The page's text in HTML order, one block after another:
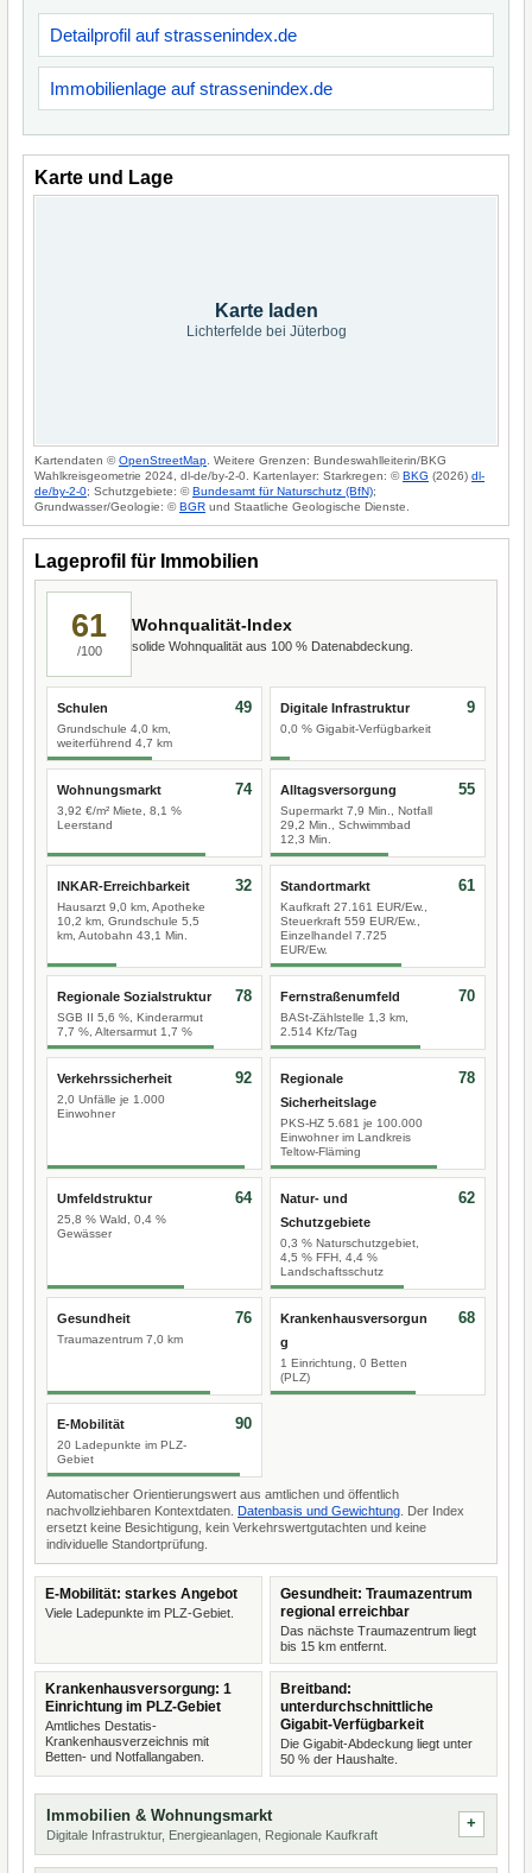
Detailprofil auf strassenindex.de
Immobilienlage auf strassenindex.de
Karte und Lage
Karte laden
Lichterfelde bei Jüterbog
Kartendaten ©OpenStreetMap . Weitere Grenzen: Bundeswahlleiterin/BKG
Wahlkreisgeometrie 2024, dl-de/by-2-0. Kartenlayer: Starkregen: ©BKG (2026) dl-
de/by-2-0; Schutzgebiete: ©Bundesamt für Naturschutz (BfN);
Grundwasser/Geologie: ©BGR und Staatliche Geologische Dienste.
Lageprofil für Immobilien
61
/100
Wohnqualität-Index
solide Wohnqualität aus 100 % Datenabdeckung.
Schulen
Grundschule 4,0 km,
weiterführend 4,7 km
49 Digitale Infrastruktur
0,0 % Gigabit-Verfügbarkeit
9
Wohnungsmarkt
3,92 €/m² Miete, 8,1 %
Leerstand
74 Alltagsversorgung
Supermarkt 7,9 Min., Notfall
29,2 Min., Schwimmbad
12,3 Min.
55
INKAR-Erreichbarkeit
Hausarzt 9,0 km, Apotheke
10,2 km, Grundschule 5,5
km, Autobahn 43,1 Min.
32 Standortmarkt
Kaufkraft 27.161 EUR/Ew.,
Steuerkraft 559 EUR/Ew.,
Einzelhandel 7.725
EUR/Ew.
61
Regionale Sozialstruktur
SGB II 5,6 %, Kinderarmut
7,7 %, Altersarmut 1,7 %
78 Fernstraßenumfeld
BASt-Zählstelle 1,3 km,
2.514 Kfz/Tag
70
Verkehrssicherheit
2,0 Unfälle je 1.000
Einwohner
92
Regionale
Sicherheitslage
PKS-HZ 5.681 je 100.000
Einwohner im Landkreis
Teltow-Fläming
78
Umfeldstruktur
25,8 % Wald, 0,4 %
Gewässer
64
Natur- und
Schutzgebiete
0,3 % Naturschutzgebiet,
4,5 % FFH, 4,4 %
Landschaftsschutz
62
Gesundheit
Traumazentrum 7,0 km
76
Krankenhausversorgun
g
1 Einrichtung, 0 Betten
(PLZ)
68
E-Mobilität
20 Ladepunkte im PLZ-
Gebiet
90
Automatischer Orientierungswert aus amtlichen und öffentlich
nachvollziehbaren Kontextdaten. Datenbasis und Gewichtung . Der Index
ersetzt keine Besichtigung, kein Verkehrswertgutachten und keine
individuelle Standortprüfung.
E-Mobilität: starkes Angebot
Viele Ladepunkte im PLZ-Gebiet.
Gesundheit: Traumazentrum
regional erreichbar
Das nächste Traumazentrum liegt
bis 15 km entfernt.
Krankenhausversorgung: 1
Einrichtung im PLZ-Gebiet
Amtliches Destatis-
Krankenhausverzeichnis mit
Betten- und Notfallangaben.
Breitband:
unterdurchschnittliche
Gigabit-Verfügbarkeit
Die Gigabit-Abdeckung liegt unter
50 % der Haushalte.
Immobilien & Wohnungsmarkt
Digitale Infrastruktur, Energieanlagen, Regionale Kaufkraft